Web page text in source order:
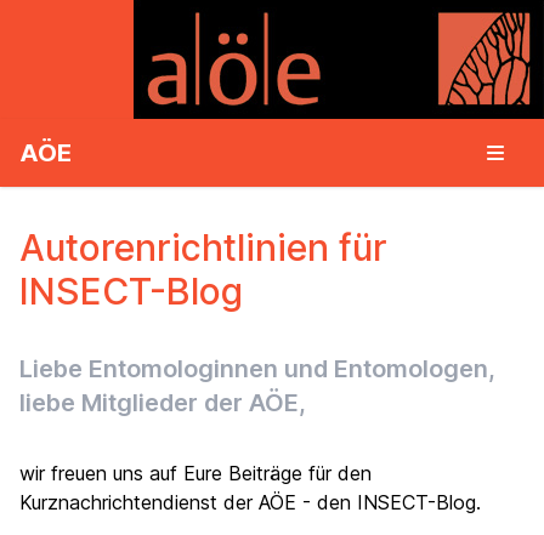
AÖE
Autorenrichtlinien für
INSECT-Blog
Liebe Entomologinnen und Entomologen,
liebe Mitglieder der AÖE,
wir freuen uns auf Eure Beiträge für den
Kurznachrichtendienst der AÖE - den INSECT-Blog.